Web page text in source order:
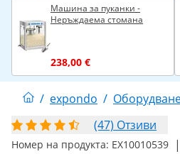
Машина за пуканки -
Неръждаема стомана
238,00 €
/ expondo /
(47) Отзиви
Номер на продукта: EX10010539 |